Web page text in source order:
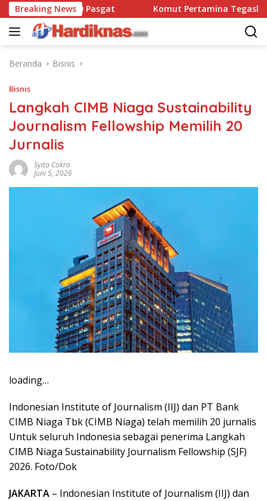
Langsung
ke
konten
Breaking News
90 Pasgat Komut Pertamina Tegaskan Tak
Beranda Bisnis
Bisnis
Langkah CIMB Niaga Sustainability
Journalism Fellowship Memilih 20
Jurnalis
Syita Cokro
Juni 5, 2026
loading…
Indonesian Institute of Journalism (IIJ) dan PT Bank
CIMB Niaga Tbk (CIMB Niaga) telah memilih 20 jurnalis
Untuk seluruh Indonesia sebagai penerima Langkah
CIMB Niaga Sustainability Journalism Fellowship (SJF)
2026. Foto/Dok
JAKARTA – Indonesian Institute of Journalism (IIJ) dan